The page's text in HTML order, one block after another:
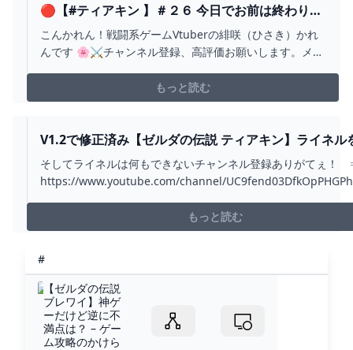
🔴【#ティアキン 】＃２６ 今日でお前は終わり
だ！ #ゼルダの伝説ティアーズオブザキングダム -
YOUTUBE
こんかれん！戦闘系ゲームVtuberの緋咲（ひさき）かれ
んです 🌸⚔チャンネル登録、高評価お願いします。メン
https://www.youtube.com/channel/UCv-
CaxHKaTYME6vNZvDoggw/join#vtuber #初見さん歓迎
もっと読む
V1.2で修正済み【ゼルダの伝説 ティアキン】ライネル
無力化する方法がやばい、たった１つの建築で完全攻
ィアーズ オブ ザ キングダム】 - YOUTUBE
そしてライネルは何もできないチャンネル登録ありがてぇ
https://www.youtube.com/channel/
https://www.twitch.tv/pirochanbanzaiTwitter...
もっと読む
#
【ゼルダの伝説
ブレワイ】神ゲ
ーだけど逆に不
満点は？ – ゲー
ム攻略のかけら